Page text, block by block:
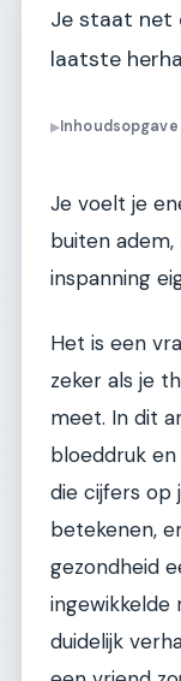
Je staat net
laatste
▶Inhoudsopgave
Je voelt je
buiten
inspanning
Het is een
zeker als je
meet. In dit
bloeddruk
die cijfers op
betekenen,
gezondheid
ingewikkelde
duidelijk